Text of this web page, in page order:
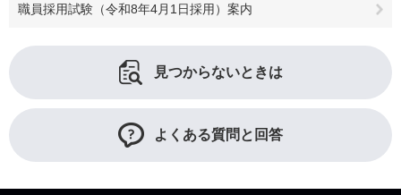
職員採用試験（令和8年4月1日採用）案内
見つからないときは
よくある質問と回答